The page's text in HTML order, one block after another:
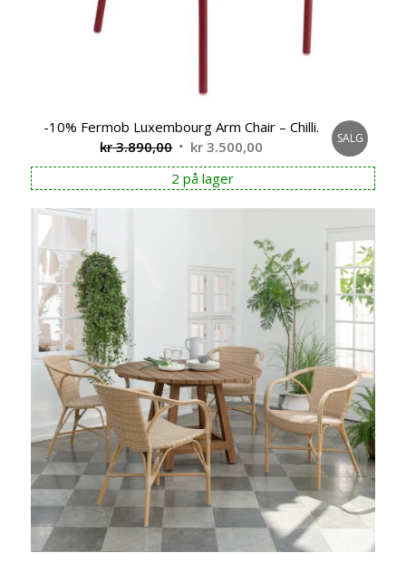
-10% Fermob Luxembourg Arm Chair – Chilli.
kr3.890,00 Opprinnelig
pris
var:
kr 3.890,00.
kr 3.500,00 Nåværende
pris
er:
kr 3.500,00.
SALG
2 på lager